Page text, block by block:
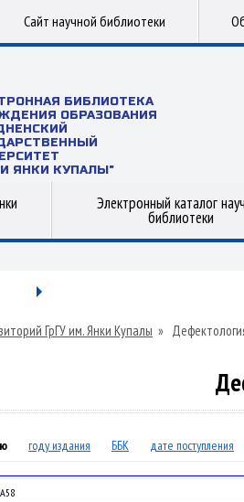
Сайт научной библиотеки
БИБЛИОТЕКА
ОБРАЗОВАНИЯ
ЯНКИ КУПАЛЫ"
Электронный каталог
библиотеки
ГрГУ им. Янки Купалы »
году издания ББК дате поступления